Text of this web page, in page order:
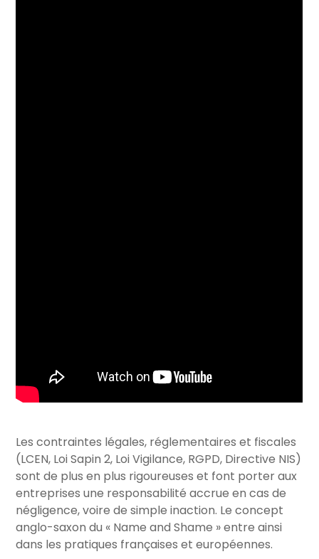
Les contraintes légales, réglementaires et fiscales
(LCEN, Loi Sapin 2, Loi Vigilance, RGPD, Directive NIS)
sont de plus en plus rigoureuses et font porter aux
entreprises une responsabilité accrue en cas de
négligence, voire de simple inaction. Le concept
anglo-saxon du « Name and Shame » entre ainsi
dans les pratiques françaises et européennes.